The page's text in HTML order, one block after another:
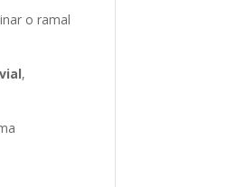
o ramal
,